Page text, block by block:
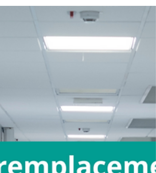
disposition rapide de personnel qualifié
pour gérer mandats de paiement